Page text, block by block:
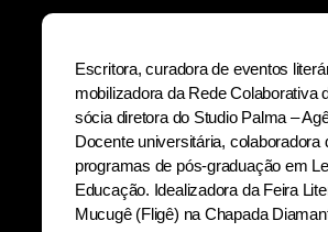
Escritora, curadora de eventos
mobilizadora da Rede Colaborativa
sócia diretora do Studio Palma –
Docente universitária, colaboradora
programas de pós-graduação em
Educação. Idealizadora da Feira
Mucugê (Fligê) na Chapada